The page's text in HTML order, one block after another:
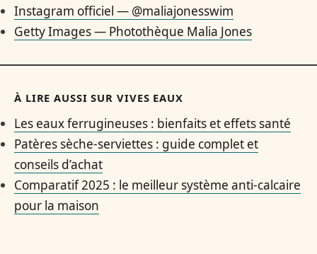
Instagram officiel — @maliajonesswim
Getty Images — Photothèque Malia Jones
À LIRE AUSSI SUR VIVES EAUX
Les eaux ferrugineuses : bienfaits et effets santé
Patères sèche-serviettes : guide complet et
conseils d’achat
Comparatif 2025 : le meilleur système anti-calcaire
pour la maison